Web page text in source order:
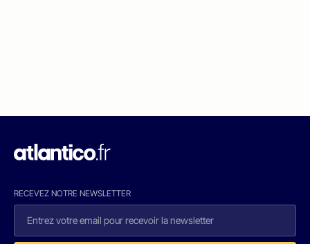
RECEVEZ NOTRE NEWSLETTER